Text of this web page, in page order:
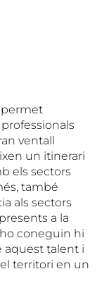
permet
ventall
un itinerari
els sectors
també
als sectors
a la
coneguin hi
aquest talent i
territori en un